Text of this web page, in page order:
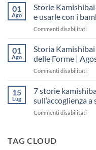
il
“fare
una
per
01
Ago
Storie
e usarle con i
Commenti disabilitati
da
01
Ago
Storia Kamishibai
delle Forme |
Commenti disabilitati
15
Lug
7 storie
sull’accoglienza a
Commenti disabilitati
TAG CLOUD